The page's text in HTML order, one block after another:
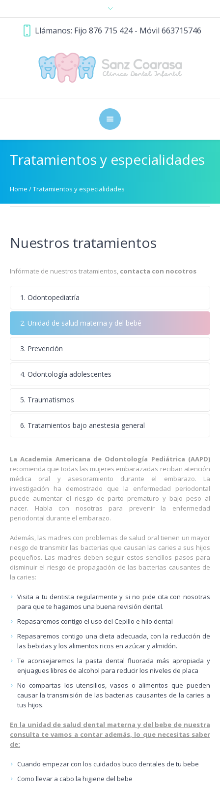
Llámanos: Fijo 876 715 424 - Móvil 663715746
Tratamientos y especialidades
Home /Tratamientos y especialidades
Nuestros tratamientos
Infórmate de nuestros tratamientos, contacta con nocotros
1. Odontopediatría
2. Unidad de salud materna y del bebé
3. Prevención
4. Odontología adolescentes
5. Traumatismos
6. Tratamientos bajo anestesia general
La Academia Americana de Odontología Pediátrica (AAPD)
recomienda que todas las mujeres embarazadas reciban atención
médica oral y asesoramiento durante el embarazo. La
investigación ha demostrado que la enfermedad periodontal
puede aumentar el riesgo de parto prematuro y bajo peso al
nacer. Habla con nosotras para prevenir la enfermedad
periodontal durante el embarazo.
Además, las madres con problemas de salud oral tienen un mayor
riesgo de transmitir las bacterias que causan las caries a sus hijos
pequeños. Las madres deben seguir estos sencillos pasos para
disminuir el riesgo de propagación de las bacterias causantes de
la caries:
Visita a tu dentista regularmente y si no pide cita con nosotras
para que te hagamos una buena revisión dental.
Repasaremos contigo el uso del Cepillo e hilo dental
Repasaremos contigo una dieta adecuada, con la reducción de
las bebidas y los alimentos ricos en azúcar y almidón.
Te aconsejaremos la pasta dental fluorada más apropiada y
enjuagues libres de alcohol para reducir los niveles de placa
No compartas los utensilios, vasos o alimentos que pueden
causar la transmisión de las bacterias causantes de la caries a
tus hijos.
En la unidad de salud dental materna y del bebe de nuestra
consulta te vamos a contar además, lo que necesitas saber
de:
Cuando empezar con los cuidados buco dentales de tu bebe
Como llevar a cabo la higiene del bebe